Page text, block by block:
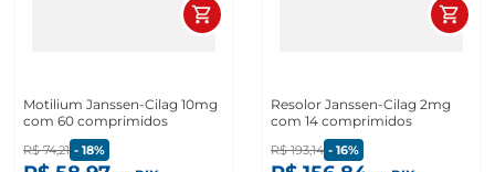
Motilium Janssen-Cilag 10mg
com 60 comprimidos
R$ 74,21 - 18%
Resolor Janssen-Cilag 2mg
com 14 comprimidos
R$ 193,14 - 16%